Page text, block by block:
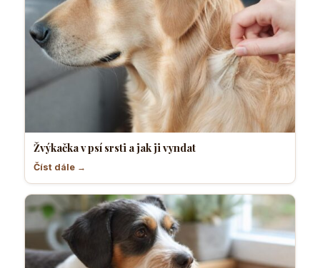
Žvýkačka v psí srsti a jak ji vyndat
Číst dále →